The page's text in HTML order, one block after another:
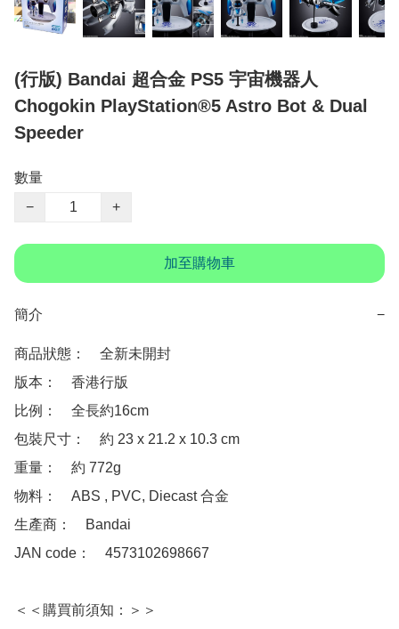
(行版) Bandai 超合金 PS5 宇宙機器人
Chogokin PlayStation®5 Astro Bot & Dual
Speeder
數量
−
+
加至購物車
簡介 −
商品狀態：　全新未開封
版本：　香港行版
比例：　全長約16cm
包裝尺寸：　約 23 x 21.2 x 10.3 cm
重量：　約 772g
物料：　ABS , PVC, Diecast 合金
生產商：　Bandai
JAN code：　4573102698667
＜＜購買前須知：＞＞